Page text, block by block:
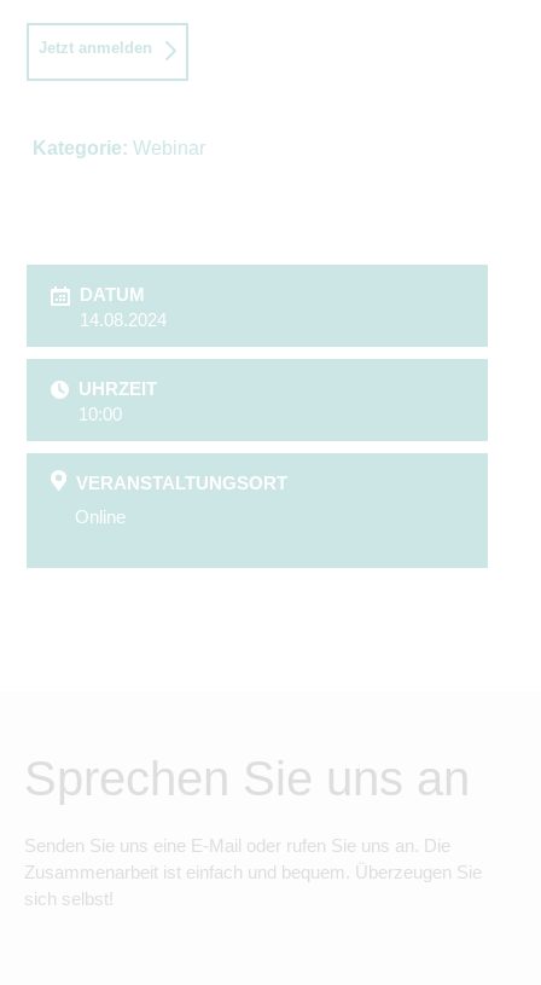
Jetzt anmelden
Kategorie: Webinar
DATUM
14.08.2024
UHRZEIT
10:00
VERANSTALTUNGSORT
Online
Sprechen Sie uns an
Senden Sie uns eine E-Mail oder rufen Sie uns an. Die
Zusammenarbeit ist einfach und bequem. Überzeugen Sie
sich selbst!